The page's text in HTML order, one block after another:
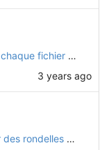
Ajout de la mention "expérimental" dans chaque fichier de pièce qui ne fait pas partie de la v1.0.0
3 years ago
Remplacement des rondelles CHO51 par des rondelles standards (QIN12)